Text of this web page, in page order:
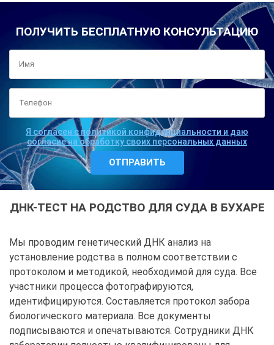
ПОЛУЧИТЬ БЕСПЛАТНУЮ КОНСУЛЬТАЦИЮ
Я согласен с политикой конфиденциальности и даю
согласие на обработку своих персональных данных
ДНК-ТЕСТ НА РОДСТВО ДЛЯ СУДА В БУХАРЕ
Мы проводим генетический ДНК анализ на
установление родства в полном соответствии с
протоколом и методикой, необходимой для суда. Все
участники процесса фотографируются,
идентифицируются. Составляется протокол забора
биологического материала. Все документы
подписываются и опечатываются. Сотрудники ДНК